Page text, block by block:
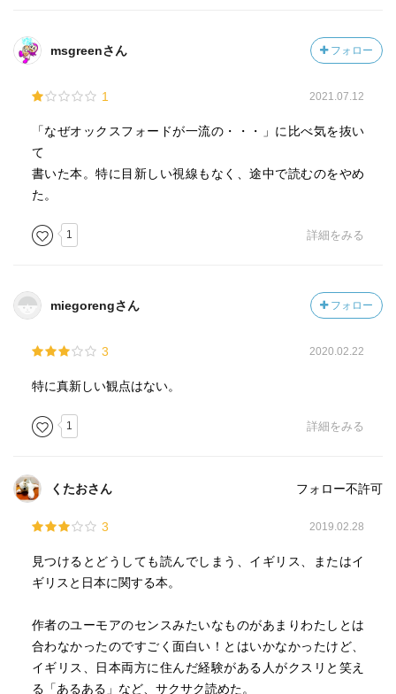
msgreenさん フォロー
1 2021.07.12
「なぜオックスフォードが一流の・・・」に比べ気を抜い
て
書いた本。特に目新しい視線もなく、途中で読むのをやめ
た。
1 詳細をみる
miegorengさん フォロー
3 2020.02.22
特に真新しい観点はない。
1 詳細をみる
くたおさん フォロー不許可
3 2019.02.28
見つけるとどうしても読んでしまう、イギリス、またはイ
ギリスと日本に関する本。
作者のユーモアのセンスみたいなものがあまりわたしとは
合わなかったのですごく面白い！とはいかなかったけど、
イギリス、日本両方に住んだ経験がある人がクスリと笑え
る「あるある」など、サクサク読めた。